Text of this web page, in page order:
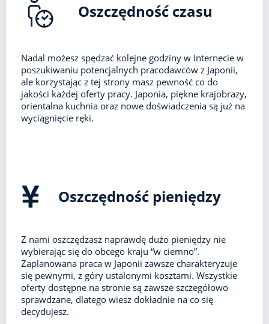
Oszczędność czasu
Nadal możesz spędzać kolejne godziny w Internecie w
poszukiwaniu potencjalnych pracodawców z Japonii,
ale korzystając z tej strony masz pewność co do
jakości każdej oferty pracy. Japonia, piękne krajobrazy,
orientalna kuchnia oraz nowe doświadczenia są już na
wyciągnięcie ręki.
Oszczędność pieniędzy
Z nami oszczędzasz naprawdę dużo pieniędzy nie
wybierając się do obcego kraju “w ciemno”.
Zaplanowana praca w Japonii zawsze charakteryzuje
się pewnymi, z góry ustalonymi kosztami. Wszystkie
oferty dostępne na stronie są zawsze szczegółowo
sprawdzane, dlatego wiesz dokładnie na co się
decydujesz.